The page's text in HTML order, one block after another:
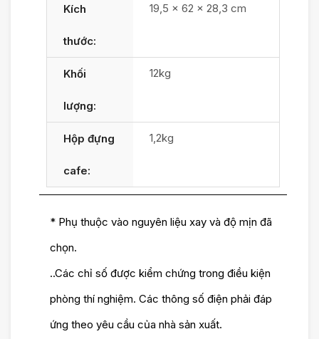
Kích
thước:
19,5 x 62 x 28,3 cm
Khối
lượng:
12kg
Hộp đựng
cafe:
1,2kg
* Phụ thuộc vào nguyên liệu xay và độ mịn đã
chọn.
..Các chỉ số được kiểm chứng trong điều kiện
phòng thí nghiệm. Các thông số điện phải đáp
ứng theo yêu cầu của nhà sản xuất.